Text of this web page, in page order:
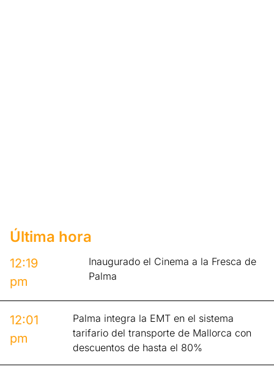
Última hora
12:19
pm
Inaugurado el Cinema a la Fresca de
Palma
12:01
pm
Palma integra la EMT en el sistema
tarifario del transporte de Mallorca con
descuentos de hasta el 80%